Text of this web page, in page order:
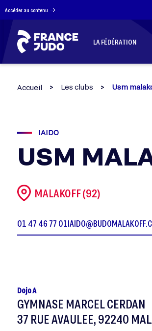
Accéder au contenu
LA FÉDÉRATION
Accueil Les clubs Usm
IAIDO
USM
MALAKOFF (92)
01 47 46 77 01
Dojo A
GYMNASE MARCEL CERDAN
37 RUE AVAULEE, 92240
Panneau de gestion des cookies